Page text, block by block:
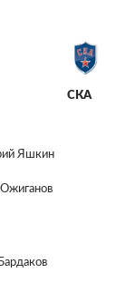
СКА
Яшкин